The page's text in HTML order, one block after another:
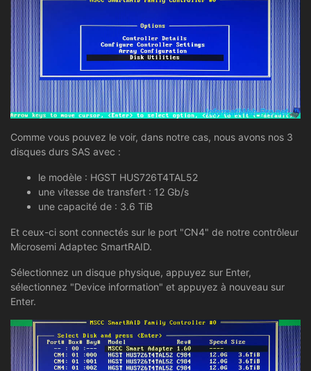
Comme vous pouvez le voir, dans notre cas, nous avons nos 3
disques durs SAS avec :
le modèle : HGST HUS726T4TAL52
une vitesse de transfert : 12 Gb/s
une capacité de : 3.6 TiB
Et ceux-ci sont connectés sur le port "CN4" de notre contrôleur
Microsemi Adaptec SmartRAID.
Sélectionnez un disque physique, appuyez sur Enter,
sélectionnez "Device information" et appuyez à nouveau sur
Enter.